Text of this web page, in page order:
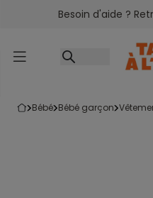
Accéder au contenu
Besoin d'aide ?
bébé bébé garçon